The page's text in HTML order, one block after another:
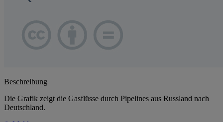
Beschreibung
Die Grafik zeigt die Gasflüsse durch Pipelines aus Russland nach
Deutschland.